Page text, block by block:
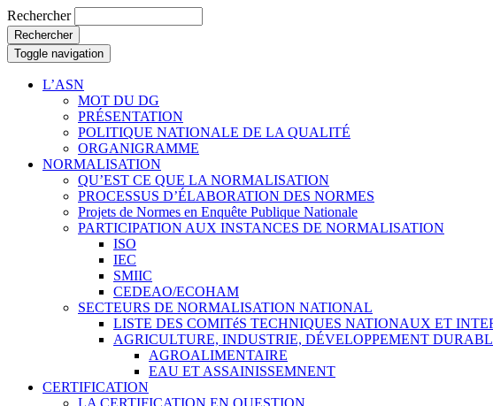
Rechercher
Rechercher
Toggle navigation
L’ASN
MOT DU DG
PRÉSENTATION
POLITIQUE NATIONALE DE LA QUALITÉ
ORGANIGRAMME
NORMALISATION
QU’EST CE QUE LA NORMALISATION
PROCESSUS D’ÉLABORATION DES NORMES
Projets de Normes en Enquête Publique Nationale
PARTICIPATION AUX INSTANCES DE NORMALISATION
ISO
IEC
SMIIC
CEDEAO/ECOHAM
SECTEURS DE NORMALISATION NATIONAL
LISTE DES COMITéS TECHNIQUES NATIONAUX ET
AGRICULTURE, INDUSTRIE, DÉVELOPPEMENT
AGROALIMENTAIRE
EAU ET ASSAINISSEMNENT
CERTIFICATION
LA CERTIFICATION EN QUESTION